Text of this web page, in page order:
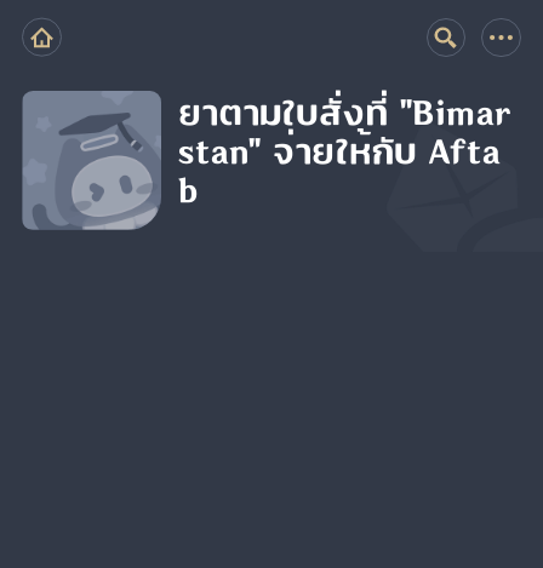
ยาตามใบสั่งที่ "Bimar
stan" จ่ายให้กับ Afta
b